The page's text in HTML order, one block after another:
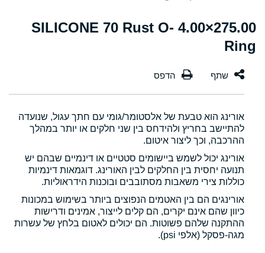
275.00×4.00 SILICONE 70 Rust O-
Ring
אורינג הוא טבעת של אלסטומר/גומי עם חתך עגול, שנועדה
להתיישב בחריץ ולהידחס בין שני חלקים או יותר במהלך
ההרכבה, וכך ליצור איטום.
אורינג יכול לשמש ביישומים סטטיים או דינמיים שבהם יש
תנועה יחסית בין החלקים לבין האורינג. דוגמאות דינמיות
כוללות צירי משאבות מסתובבים ובוכנות הידראוליות.
אורינגים הם בין האטמים הנפוצים ביותר בשימוש במכונות
כיוון שהם אינם יקרים, הם קלים לייצור, אמינים ודרישות
ההתקנה שלהם פשוטות. הם יכולים לאטום בלחץ של עשרות
מגה-פסקל (אלפי psi).